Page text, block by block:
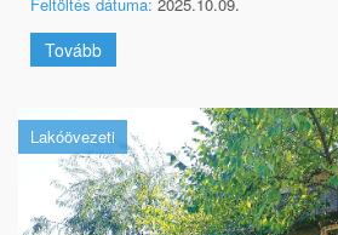
Tovább
Lakóövezeti